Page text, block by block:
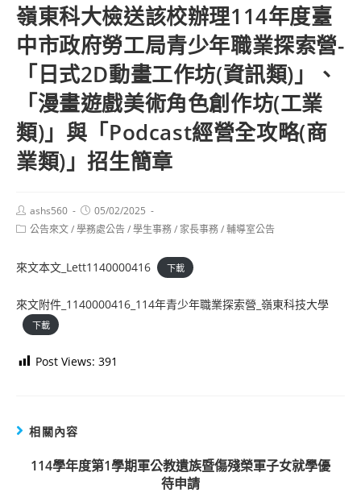
嶺東科大檢送該校辦理114年度臺
中市政府勞工局青少年職業探索營-
「日式2D動畫工作坊(資訊類)」、
「漫畫遊戲美術角色創作坊(工業
類)」與「Podcast經營全攻略(商
業類)」招生簡章
Post
author:
ashs560
Post
published:
05/02/2025
Post公告來文/學務處公告/學生事務/ 家長事務/輔導室公告
來文本文_Lett1140000416 下載
來文附件_1140000416_114年青少年職業探索營_嶺東科技大學
下載
Post Views: 391
相關內容
114學年度第1學期軍公教遺族暨傷殘榮軍子女就學優
待申請